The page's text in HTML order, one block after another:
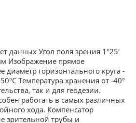
данных Угол поля зрения 1°25'
Изображение прямое
горизонтального круга -
Температура хранения от -40°
так и для геодезии.
работать в самых различных
хода. Компенсатор
зрительной трубы и